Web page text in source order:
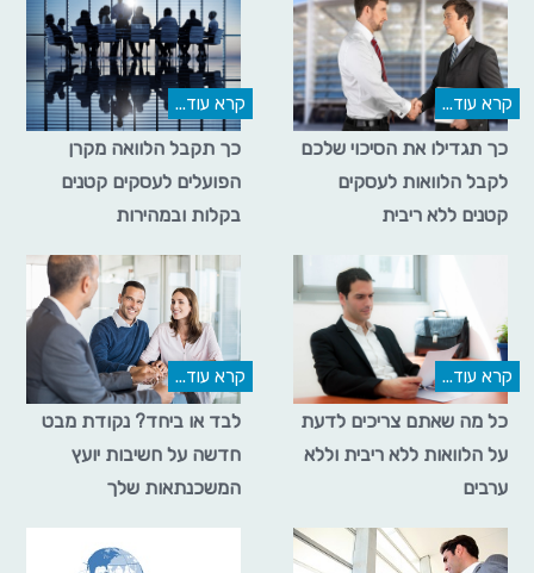
קרא עוד...
כך תגדילו את הסיכוי שלכם
לקבל הלוואות לעסקים
קטנים ללא ריבית
קרא עוד...
כך תקבל הלוואה מקרן
הפועלים לעסקים קטנים
בקלות ובמהירות
קרא עוד...
כל מה שאתם צריכים לדעת
על הלוואות ללא ריבית וללא
ערבים
קרא עוד...
לבד או ביחד? נקודת מבט
חדשה על חשיבות יועץ
המשכנתאות שלך